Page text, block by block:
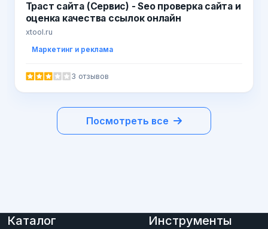
Траст сайта (Сервис) - Seo проверка сайта и
оценка качества ссылок онлайн
xtool.ru
Маркетинг и реклама
3 отзывов
Посмотреть все
Каталог Инструменты